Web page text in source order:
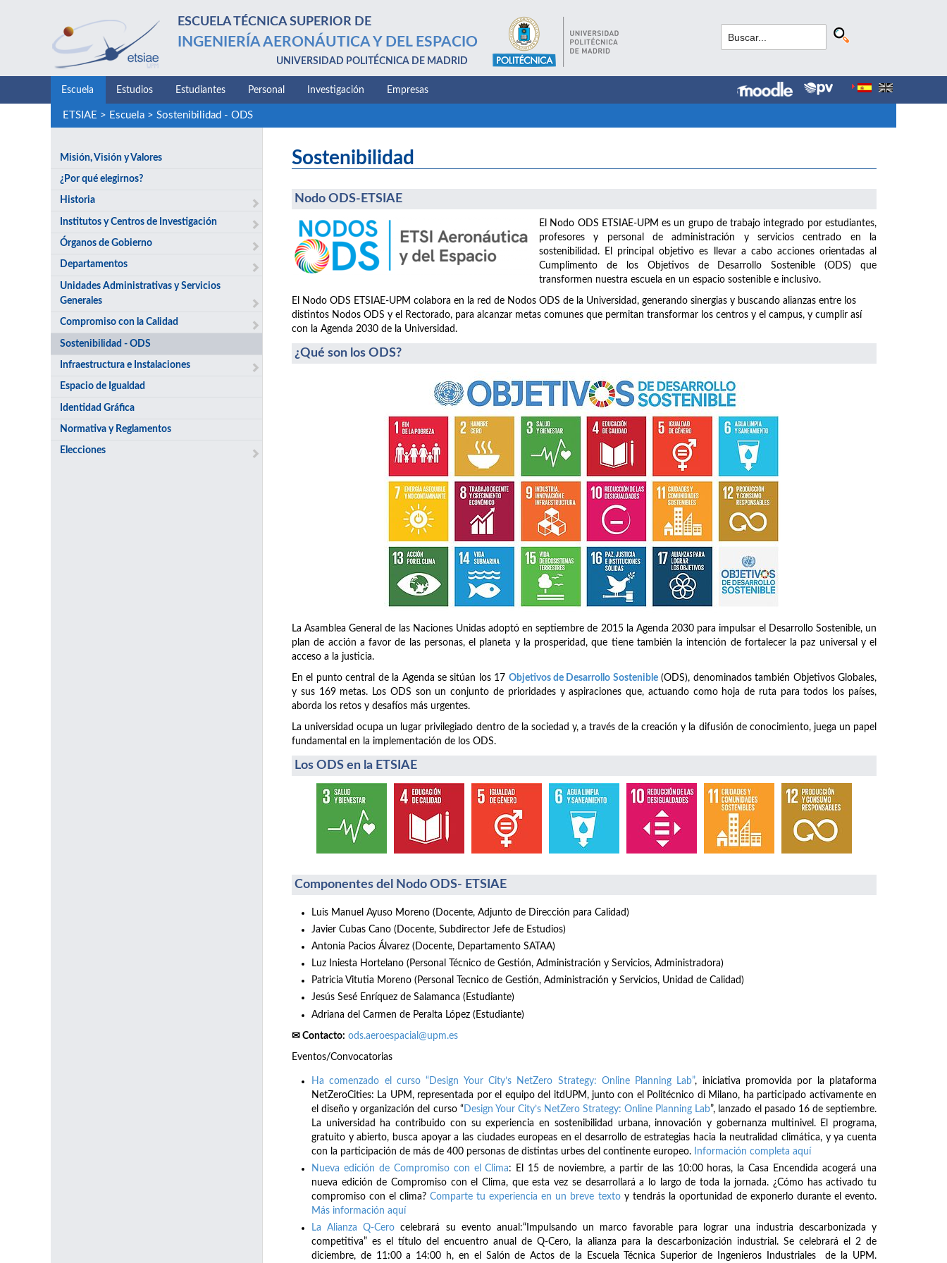
ESCUELA TÉCNICA SUPERIOR DE
INGENIERÍA AERONÁUTICA Y DEL ESPACIO
UNIVERSIDAD POLITÉCNICA DE MADRID
Escuela Estudios Estudiantes Personal Investigación Empresas
ETSIAE > Escuela> Sostenibilidad - ODS
Misión, Visión y Valores
¿Por qué elegirnos?
Historia
Institutos y Centros de Investigación
Órganos de Gobierno
Departamentos
Unidades Administrativas y Servicios
Generales
Compromiso con la Calidad
Sostenibilidad - ODS
Infraestructura e Instalaciones
Espacio de Igualdad
Identidad Gráfica
Normativa y Reglamentos
Elecciones
Sostenibilidad
Nodo ODS-ETSIAE
El Nodo ODS ETSIAE-UPM es un grupo de trabajo integrado por estudiantes,
profesores y personal de administración y servicios centrado en la
sostenibilidad. El principal objetivo es llevar a cabo acciones orientadas al
Cumplimento de los Objetivos de Desarrollo Sostenible (ODS) que
transformen nuestra escuela en un espacio sostenible e inclusivo.
El Nodo ODS ETSIAE-UPM colabora en la red de Nodos ODS de la Universidad, generando sinergias y buscando alianzas entre los
distintos Nodos ODS y el Rectorado, para alcanzar metas comunes que permitan transformar los centros y el campus, y cumplir así
con la Agenda 2030 de la Universidad.
¿Qué son los ODS?
La Asamblea General de las Naciones Unidas adoptó en septiembre de 2015 la Agenda 2030 para impulsar el Desarrollo Sostenible, un
plan de acción a favor de las personas, el planeta y la prosperidad, que tiene también la intención de fortalecer la paz universal y el
acceso a la justicia.
En el punto central de la Agenda se sitúan los 17 Objetivos de Desarrollo Sostenible(ODS), denominados también Objetivos Globales,
y sus 169 metas. Los ODS son un conjunto de prioridades y aspiraciones que, actuando como hoja de ruta para todos los países,
aborda los retos y desafíos más urgentes.
La universidad ocupa un lugar privilegiado dentro de la sociedad y, a través de la creación y la difusión de conocimiento, juega un papel
fundamental en la implementación de los ODS.
Los ODS en la ETSIAE
Componentes del Nodo ODS- ETSIAE
Luis Manuel Ayuso Moreno (Docente, Adjunto de Dirección para Calidad)
Javier Cubas Cano (Docente, Subdirector Jefe de Estudios)
Antonia Pacios Álvarez (Docente, Departamento SATAA)
Luz Iniesta Hortelano (Personal Técnico de Gestión, Administración y Servicios, Administradora)
Patricia Vitutia Moreno (Personal Tecnico de Gestión, Administración y Servicios, Unidad de Calidad)
Jesús Sesé Enríquez de Salamanca (Estudiante)
Adriana del Carmen de Peralta López (Estudiante)
✉ Contacto: ods.aeroespacial@upm.es
Eventos/Convocatorias
Ha comenzado el curso “Design Your City’s NetZero Strategy: Online Planning Lab”, iniciativa promovida por la plataforma
NetZeroCities: La UPM, representada por el equipo del itdUPM, junto con el Politécnico di Milano, ha participado activamente en
el diseño y organización del curso “Design Your City’s NetZero Strategy: Online Planning Lab”, lanzado el pasado 16 de septiembre.
La universidad ha contribuido con su experiencia en sostenibilidad urbana, innovación y gobernanza multinivel. El programa,
gratuito y abierto, busca apoyar a las ciudades europeas en el desarrollo de estrategias hacia la neutralidad climática, y ya cuenta
con la participación de más de 400 personas de distintas urbes del continente europeo.
Información completa aquí
Nueva edición de Compromiso con el Clima: El 15 de noviembre, a partir de las 10:00 horas, la Casa Encendida acogerá una
nueva edición de Compromiso con el Clima, que esta vez se desarrollará a lo largo de toda la jornada. ¿Cómo has activado tu
compromiso con el clima?Comparte tu experiencia en un breve textoy tendrás la oportunidad de exponerlo durante el evento.
Más información aquí
La Alianza Q-Cero celebrará su evento anual:“Impulsando un marco favorable para lograr una industria descarbonizada y
competitiva” es el título del encuentro anual de Q-Cero, la alianza para la descarbonización industrial. Se celebrará el 2 de
diciembre, de 11:00 a 14:00 h, en el Salón de Actos de la Escuela Técnica Superior de Ingenieros Industriales de la UPM.